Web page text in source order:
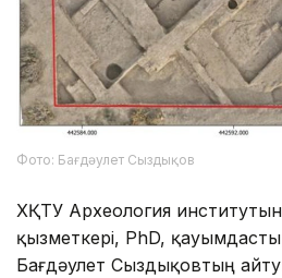
Фото: Бағдәулет Сыздықов
ХҚТУ Археология
қызметкері, PhD,
Бағдәулет Сыздықовтың